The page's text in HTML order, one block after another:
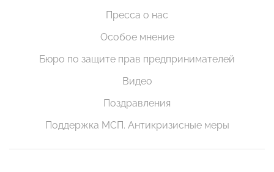
Пресса о нас
Особое мнение
Бюро по защите прав предпринимателей
Видео
Поздравления
Поддержка МСП. Антикризисные меры